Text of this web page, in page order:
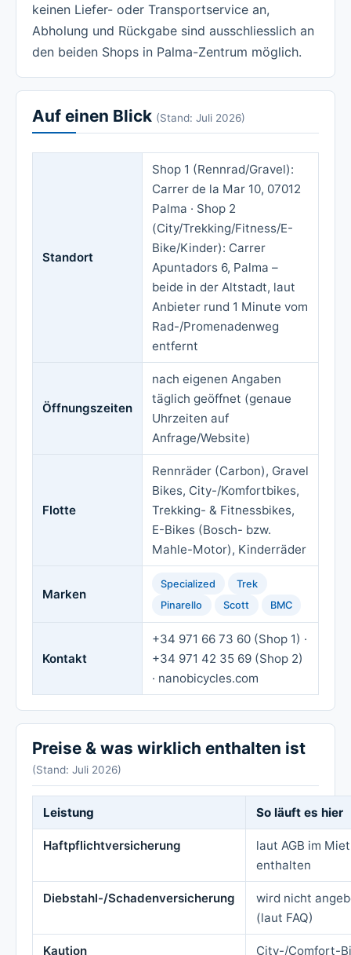
keinen Liefer- oder Transportservice an,
Abholung und Rückgabe sind ausschliesslich an
den beiden Shops in Palma-Zentrum möglich.
Auf einen Blick (Stand: Juli 2026)
Standort
Shop 1 (Rennrad/Gravel):
Carrer de la Mar 10, 07012
Palma · Shop 2
(City/Trekking/Fitness/E-
Bike/Kinder): Carrer
Apuntadors 6, Palma –
beide in der Altstadt, laut
Anbieter rund 1 Minute vom
Rad-/Promenadenweg
entfernt
Öffnungszeiten
nach eigenen Angaben
täglich geöffnet (genaue
Uhrzeiten auf
Anfrage/Website)
Flotte
Rennräder (Carbon), Gravel
Bikes, City-/Komfortbikes,
Trekking- & Fitnessbikes,
E-Bikes (Bosch- bzw.
Mahle-Motor), Kinderräder
Marken
Specialized
Trek
Pinarello
Scott BMC
Kontakt
+34 971 66 73 60 (Shop 1) ·
+34 971 42 35 69 (Shop 2)
· nanobicycles.com
Preise & was wirklich enthalten ist
(Stand: Juli 2026)
Leistung So läuft es hier
Haftpflichtversicherung
laut AGB im
enthalten
Diebstahl-/Schadenversicherung
wird nicht
(laut FAQ)
Kaution City-/Comfort-